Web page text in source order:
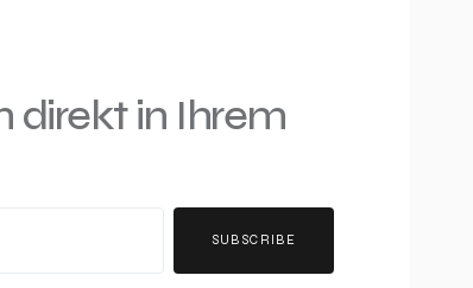
direkt in Ihrem
SUBSCRIBE